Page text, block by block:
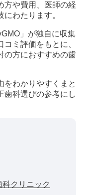
方や費用、医師の経
わたります。
」が独自に収集
ミ評価をもとに、
の方におすすめの歯
をわかりやすくまと
歯科選びの参考にし
クリニック